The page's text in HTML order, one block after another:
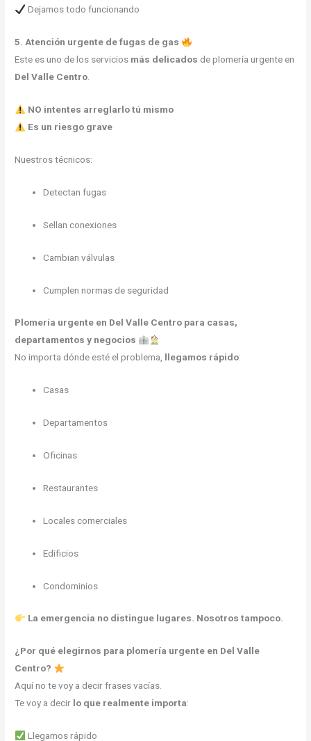
Dejamos todo funcionando
5. Atención urgente de fugas de gas
Este es uno de los servicios más delicados de plomería urgente en
Del Valle Centro.
NO intentes arreglarlo tú mismo
Es un riesgo grave
Nuestros técnicos:
Detectan fugas
Sellan conexiones
Cambian válvulas
Cumplen normas de seguridad
Plomería urgente en Del Valle Centro para casas,
departamentos y negocios
No importa dónde esté el problema, llegamos rápido:
Casas
Departamentos
Oficinas
Restaurantes
Locales comerciales
Edificios
Condominios
La emergencia no distingue lugares. Nosotros tampoco.
¿Por qué elegirnos para plomería urgente en Del Valle
Centro?
Aquí no te voy a decir frases vacías.
Te voy a decir lo que realmente importa:
Llegamos rápido